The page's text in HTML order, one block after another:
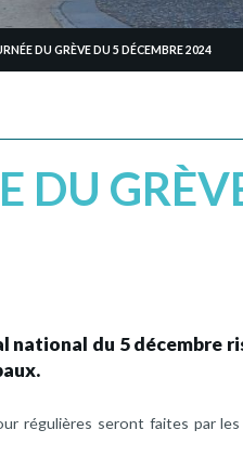
DU GRÈVE DU 5 DÉCEMBRE 2024
DU
national du 5 décembre
régulières seront faites par